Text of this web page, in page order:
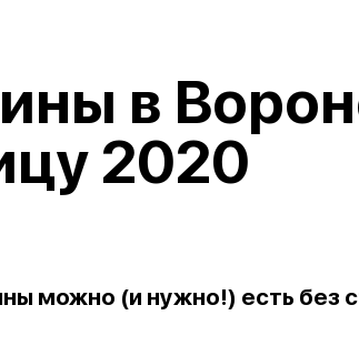
в
2020
можно (и нужно!) есть без